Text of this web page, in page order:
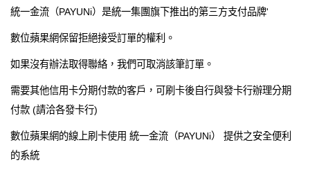
統一金流（PAYUNi）是統一集團旗下推出的第三方支付品牌'
數位蘋果網保留拒絕接受訂單的權利。
如果沒有辦法取得聯絡，我們可取消該筆訂單。
需要其他信用卡分期付款的客戶，可刷卡後自行與發卡行辦理分期
付款 (請洽各發卡行)
數位蘋果網的線上刷卡使用 統一金流（PAYUNi） 提供之安全便利
的系統